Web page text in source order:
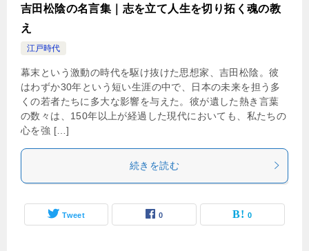
吉田松陰の名言集｜志を立て人生を切り拓く魂の教
え
江戸時代
幕末という激動の時代を駆け抜けた思想家、吉田松陰。彼
はわずか30年という短い生涯の中で、日本の未来を担う多
くの若者たちに多大な影響を与えた。彼が遺した熱き言葉
の数々は、150年以上が経過した現代においても、私たちの
心を強 […]
続きを読む
Tweet 0 0